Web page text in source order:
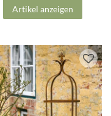
Artikel anzeigen